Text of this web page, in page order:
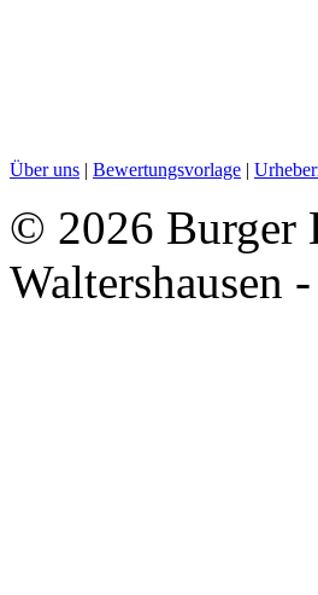
Über uns | Bewertungsvorlage |
© 2026 Burger
Waltershausen